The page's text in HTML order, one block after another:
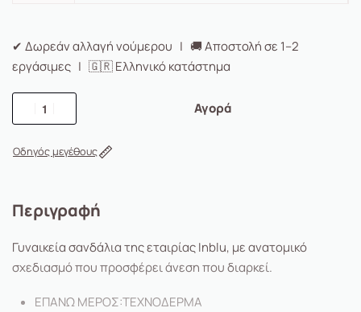
✔ Δωρεάν αλλαγή νούμερου | 🚚 Αποστολή σε 1–2
εργάσιμες | 🇬🇷 Ελληνικό κατάστημα
Αγορά
Οδηγός μεγέθους
Περιγραφή
Γυναικεία σανδάλια της εταιρίας Inblu, με ανατομικό
σχεδιασμό που προσφέρει άνεση που διαρκεί.
ΕΠΑΝΩ ΜΕΡΟΣ:ΤΕΧΝΟΔΕΡΜΑ